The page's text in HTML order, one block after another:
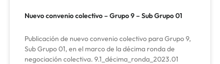
Nuevo convenio colectivo – Grupo 9 – Sub Grupo 01
Publicación de nuevo convenio colectivo para Grupo 9,
Sub Grupo 01, en el marco de la décima ronda de
negociación colectiva. 9.1_décima_ronda_2023.01